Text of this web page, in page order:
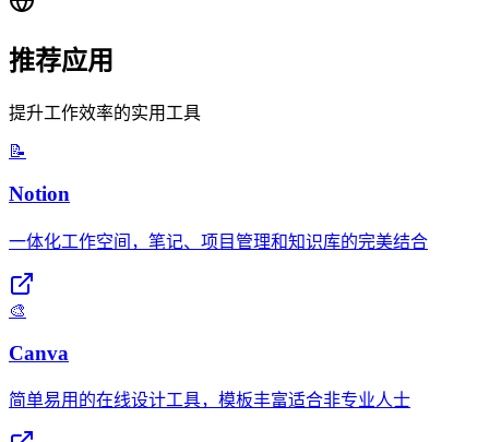
推荐应用
提升工作效率的实用工具
📝
Notion
一体化工作空间，笔记、项目管理和知识库的完美结合
🎨
Canva
简单易用的在线设计工具，模板丰富适合非专业人士